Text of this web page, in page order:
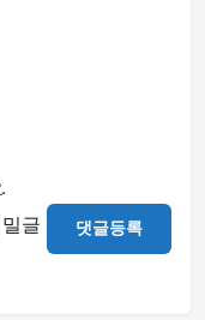
글 댓글등록